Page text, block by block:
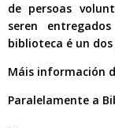
de persoas
seren
biblioteca é un
Máis información
Paralelamente a